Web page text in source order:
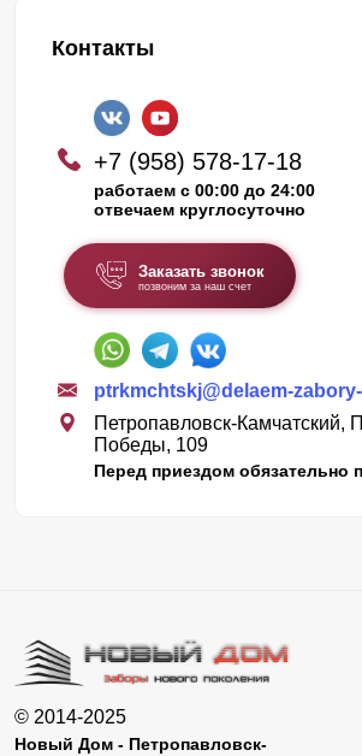
Контакты
+7 (958) 578-17-18
работаем с 00:00 до 24:00
отвечаем круглосуточно
Заказать звонок
позвоним за наш счет
ptrkmchtskj@delaem-
Петропавловск-Камчатский,
Победы, 109
Перед приездом обязательно
© 2014-2025
Новый Дом - Петропавловск-